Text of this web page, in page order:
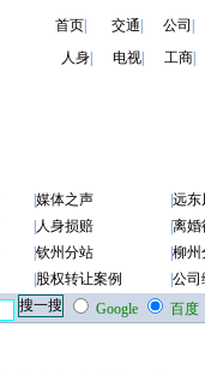
首页| 交通 公司
人身
电视 工商
媒体之声
远东
人身损赔
离婚
钦州分站
柳州
股权转让案例
公司
Google
百度